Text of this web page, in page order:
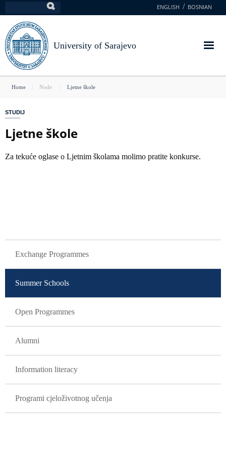
to
main
content
ENGLISH BOSNIAN
University of Sarajevo
You
here
Home Node Ljetne škole
STUDIJ
Ljetne škole
Za tekuće oglase o Ljetnim školama molimo pratite konkurse.
Exchange Programmes
Summer Schools
Open Programmes
Alumni
Information literacy
Programi cjeloživotnog učenja